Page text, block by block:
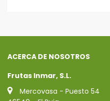
ACERCA DE NOSOTROS
Frutas Inmar, S.L.
Mercovasa - Puesto 54